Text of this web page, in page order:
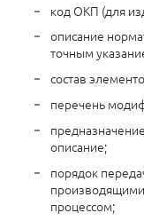
код ОКП (для
описание
точным
состав
перечень
описание;
порядок
процессом;